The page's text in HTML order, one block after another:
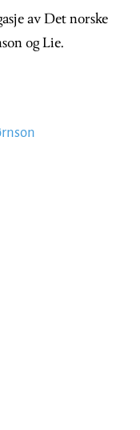
av Det norske
og Lie.